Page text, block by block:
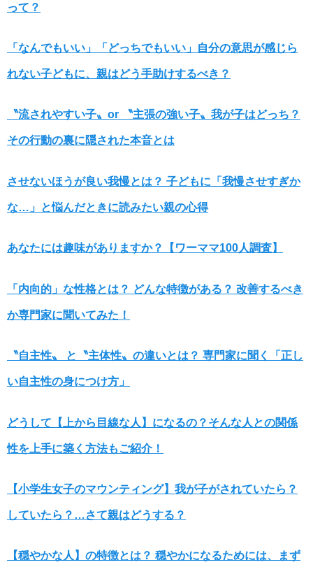
って？
「なんでもいい」「どっちでもいい」自分の意思が感じら
れない子どもに、親はどう手助けするべき？
〝流されやすい子〟or 〝主張の強い子〟我が子はどっち？
その行動の裏に隠された本音とは
させないほうが良い我慢とは？ 子どもに「我慢させすぎか
な…」と悩んだときに読みたい親の心得
あなたには趣味がありますか？【ワーママ100人調査】
「内向的」な性格とは？ どんな特徴がある？ 改善するべき
か専門家に聞いてみた！
〝自主性〟 と〝主体性〟の違いとは？ 専門家に聞く「正し
い自主性の身につけ方」
どうして【上から目線な人】になるの？そんな人との関係
性を上手に築く方法もご紹介！
【小学生女子のマウンティング】我が子がされていたら？
していたら？…さて親はどうする？
【穏やかな人】の特徴とは？ 穏やかになるためには、まず